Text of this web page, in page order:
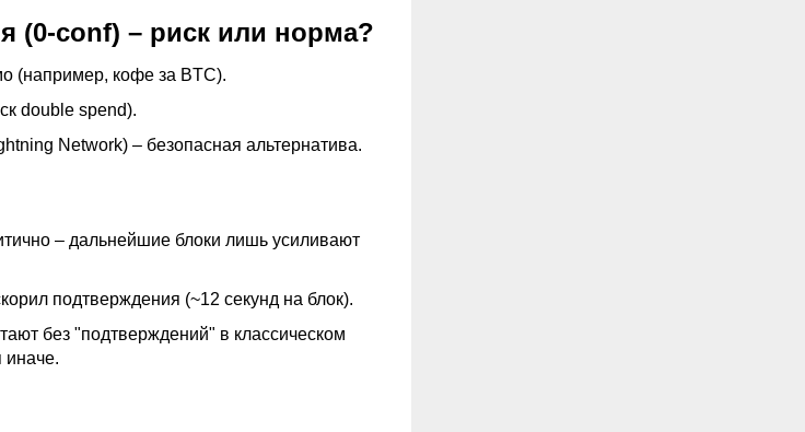
(0-conf) – риск или норма?
(например, кофе за BTC).
double spend).
Network) – безопасная альтернатива.
– дальнейшие блоки лишь усиливают
подтверждения (~12 секунд на блок).
без "подтверждений" в классическом
иначе.